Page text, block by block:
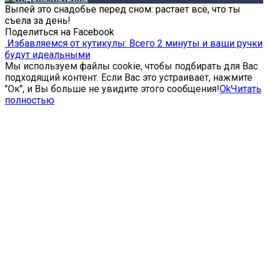
Выпей это снадобье перед сном: растает всё, что ты
съела за день!
Поделиться на Facebook
Избавляемся от кутикулы: Всего 2 минуты и ваши ручки
будут идеальными
Мы используем файлы cookie, чтобы подбирать для Вас
подходящий контент. Если Вас это устраивает, нажмите
"Ок", и Вы больше не увидите этого сообщения!OkЧитать
полностью